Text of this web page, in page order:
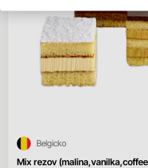
Mix rezov
Belgicko